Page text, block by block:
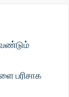
பரிசாக